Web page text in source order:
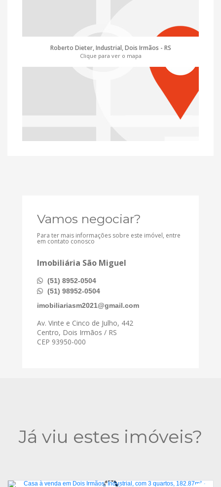
Roberto Dieter, Industrial, Dois Irmãos - RS
Clique para ver o mapa
Vamos negociar?
Para ter mais informações sobre este imóvel, entre
em contato conosco
Imobiliária São Miguel
(51) 8952-0504
(51) 98952-0504
imobiliariasm2021@gmail.com
Av. Vinte e Cinco de Julho, 442
Centro, Dois Irmãos / RS
CEP 93950-000
Já viu estes imóveis?